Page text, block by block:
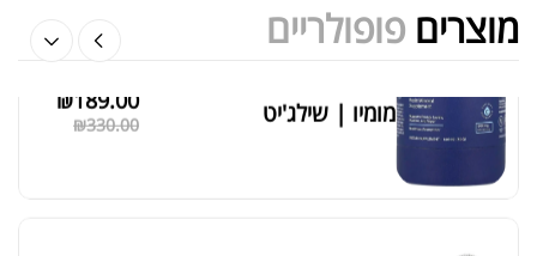
מוצרים פופולריים
מציג 1–6 מתוך 524 תוצאות
סידור ברירת מחדל
מומיו | שילג'יט ₪330.00
₪189.00